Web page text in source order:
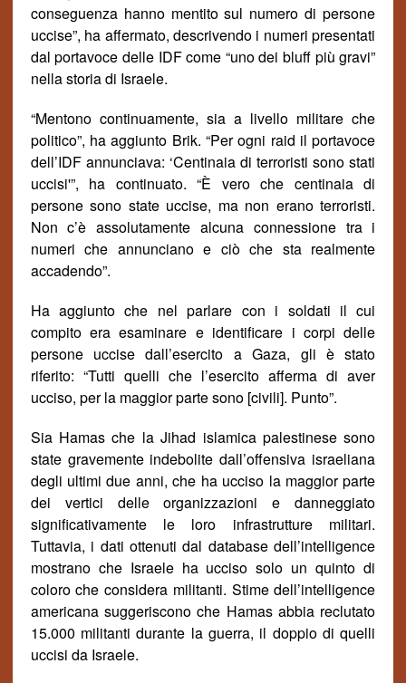
conseguenza hanno mentito sul numero di persone
uccise”, ha affermato, descrivendo i numeri presentati
dal portavoce delle IDF come “uno dei bluff più gravi”
nella storia di Israele.
“Mentono continuamente, sia a livello militare che
politico”, ha aggiunto Brik. “Per ogni raid il portavoce
dell’IDF annunciava: ‘Centinaia di terroristi sono stati
uccisi'”, ha continuato. “È vero che centinaia di
persone sono state uccise, ma non erano terroristi.
Non c’è assolutamente alcuna connessione tra i
numeri che annunciano e ciò che sta realmente
accadendo”.
Ha aggiunto che nel parlare con i soldati ilcui
compito era esaminare e identificare i corpi delle
persone uccise dall’esercito a Gaza, gli è stato
riferito: “Tutti quelli che l’esercito afferma di aver
ucciso, perla maggior parte sono [civili]. Punto”.
Sia Hamas che la Jihad islamica palestinese sono
state gravemente indebolite dall’offensiva israeliana
degli ultimi due anni, che ha ucciso la maggior parte
dei vertici delle organizzazioni e danneggiato
significativamente le loro infrastrutture militari.
Tuttavia, i dati ottenuti dal database dell’intelligence
mostrano che Israele ha ucciso solo un quinto di
coloro che considera militanti. Stime dell’intelligence
americana suggeriscono che Hamas abbia reclutato
15.000 militanti durante la guerra, il doppio di quelli
uccisi da Israele.